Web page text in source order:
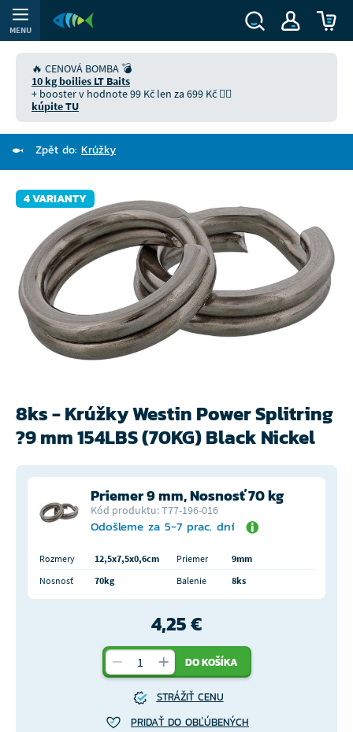
MENU
🔥 CENOVÁ BOMBA 💣
10 kg boilies LT Baits
+ booster v hodnote 99 Kč len za 699 Kč 👉🏻
kúpite TU
Zpět do: Krúžky
4 VARIANTY
8ks - Krúžky Westin Power Splitring
?9 mm 154LBS (70KG) Black Nickel
Priemer 9 mm, Nosnosť 70 kg
Kód produktu: T77-196-016
Odošleme za 5-7 prac. dní
Rozmery 12,5x7,5x0,6cm Priemer
9mm
Nosnosť
70kg Balenie 8ks
4,25 €
DO KOŠÍKA
STRÁŽIŤ CENU
PRIDAŤ DO OBĽÚBENÝCH